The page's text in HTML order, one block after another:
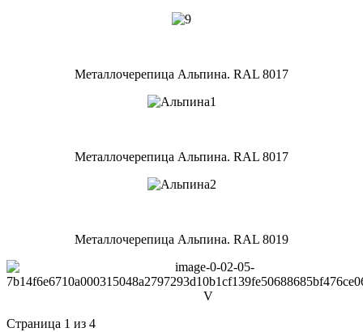
Металлочерепица Альпина. RAL 8017
Металлочерепица Альпина. RAL 8017
Металлочерепица Альпина. RAL 8019
Страница 1 из 4